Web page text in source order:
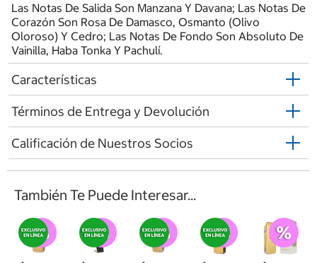
Las Notas De Salida Son Manzana Y Davana; Las Notas De
Corazón Son Rosa De Damasco, Osmanto (Olivo
Oloroso) Y Cedro; Las Notas De Fondo Son Absoluto De
Vainilla, Haba Tonka Y Pachulí.
Características
Términos de Entrega y Devolución
Calificación de Nuestros Socios
También Te Puede Interesar...